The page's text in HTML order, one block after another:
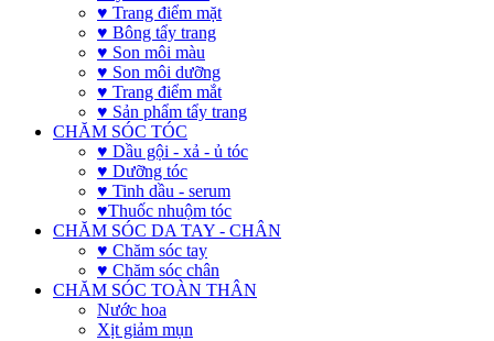
♥ Trang điểm mặt
♥ Bông tẩy trang
♥ Son môi màu
♥ Son môi dưỡng
♥ Trang điểm mắt
♥ Sản phẩm tẩy trang
CHĂM SÓC TÓC
♥ Dầu gội - xả - ủ tóc
♥ Dưỡng tóc
♥ Tinh dầu - serum
♥Thuốc nhuộm tóc
CHĂM SÓC DA TAY - CHÂN
♥ Chăm sóc tay
♥ Chăm sóc chân
CHĂM SÓC TOÀN THÂN
Nước hoa
Xịt giảm mụn